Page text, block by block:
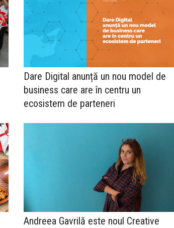
Dare Digital anunță un nou model de
business care are în centru un
ecosistem de parteneri
Andreea Gavrilă este noul Creative